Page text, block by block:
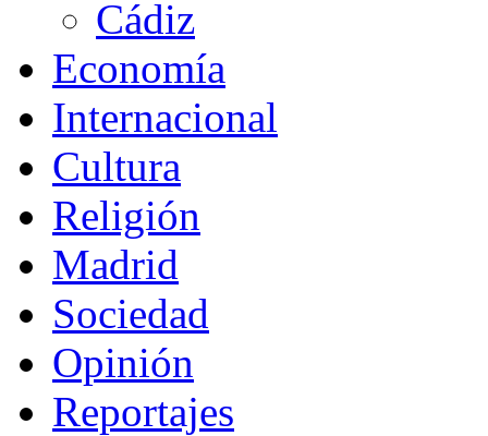
Cádiz
Economía
Internacional
Cultura
Religión
Madrid
Sociedad
Opinión
Reportajes